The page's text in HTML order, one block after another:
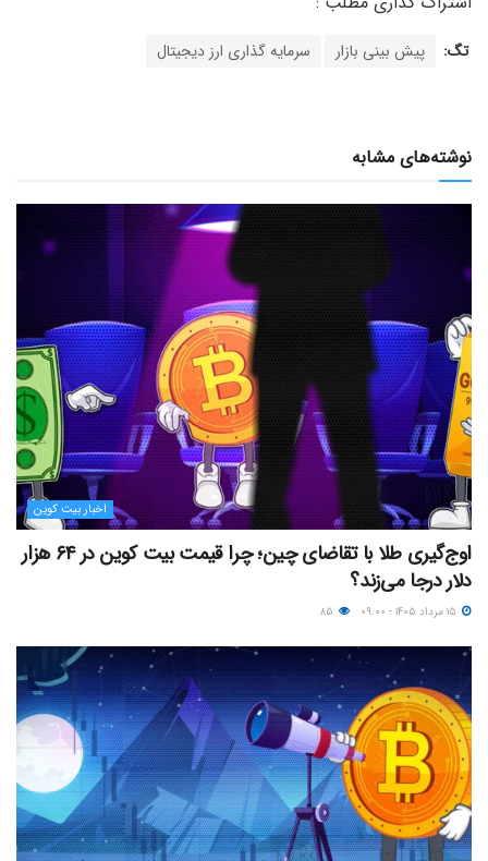
تگ: پیش بینی بازار سرمایه گذاری ارز دیجیتال
نوشته‌های مشابه
اخبار بیت کوین
اوج‌گیری طلا با تقاضای چین؛ چرا قیمت بیت کوین در ۶۴ هزار
دلار درجا می‌زند؟